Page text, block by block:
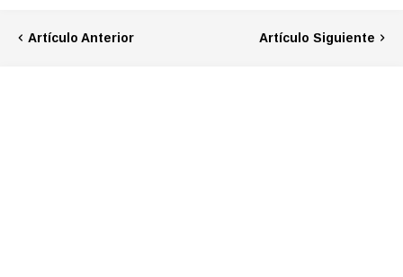
Artículo Anterior Artículo Siguiente